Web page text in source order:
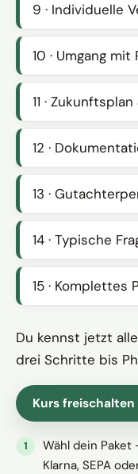
9 · Individuelle
10 · Umgang
11 ·
12 ·
13 ·
14 · Typische
15 · Komplettes
Du kennst jetzt
drei Schritte bis
Kurs
Wähl dein
Klarna, SEPA